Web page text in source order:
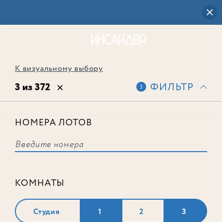
К визуальному выбору
3 из 372 3 ФИЛЬТР
НОМЕРА ЛОТОВ
КОМНАТЫ
Студия 1 2 3